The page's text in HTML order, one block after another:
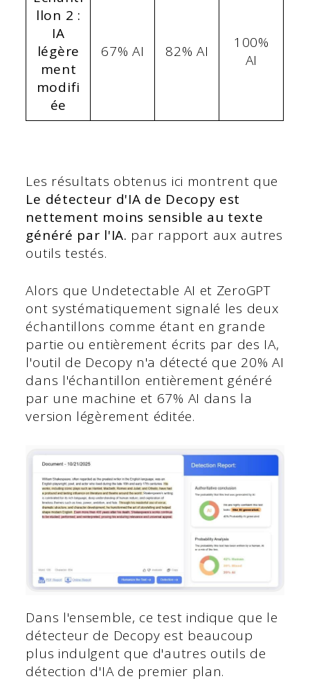
llon 2 :
IA
légère
ment
modifi
ée
67% AI 82% AI
100%
AI
Les résultats obtenus ici montrent que
Le détecteur d'IA de Decopy est
nettement moins sensible au texte
généré par l'IA. par rapport aux autres
outils testés.
Alors que Undetectable AI et ZeroGPT
ont systématiquement signalé les deux
échantillons comme étant en grande
partie ou entièrement écrits par des IA,
l'outil de Decopy n'a détecté que 20% AI
dans l'échantillon entièrement généré
par une machine et 67% AI dans la
version légèrement éditée.
Dans l'ensemble, ce test indique que le
détecteur de Decopy est beaucoup
plus indulgent que d'autres outils de
détection d'IA de premier plan.